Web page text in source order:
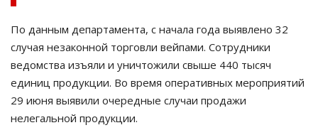
По данным департамента, с начала года выявлено 32
случая незаконной торговли вейпами. Сотрудники
ведомства изъяли и уничтожили свыше 440 тысяч
единиц продукции. Во время оперативных мероприятий
29 июня выявили очередные случаи продажи
нелегальной продукции.